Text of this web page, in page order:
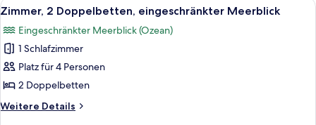
und
eingeschränkter
Meerblick
Fotos
für
Zimmer,
2 Doppelbetten,
eingeschränkter
Meerblick
anzeigen
7
Zimmer, 2 Doppelbetten, eingeschränkter Meerblick
Eingeschränkter Meerblick (Ozean)
1 Schlafzimmer
Platz für 4 Personen
2 Doppelbetten
Weitere Details
Weitere